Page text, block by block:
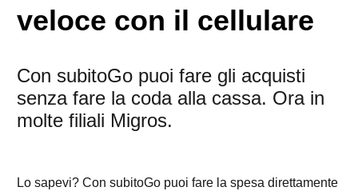
veloce con il cellulare
Con subitoGo puoi fare gli acquisti
senza fare la coda alla cassa. Ora in
molte filiali Migros.
Lo sapevi? Con subitoGo puoi fare la spesa direttamente